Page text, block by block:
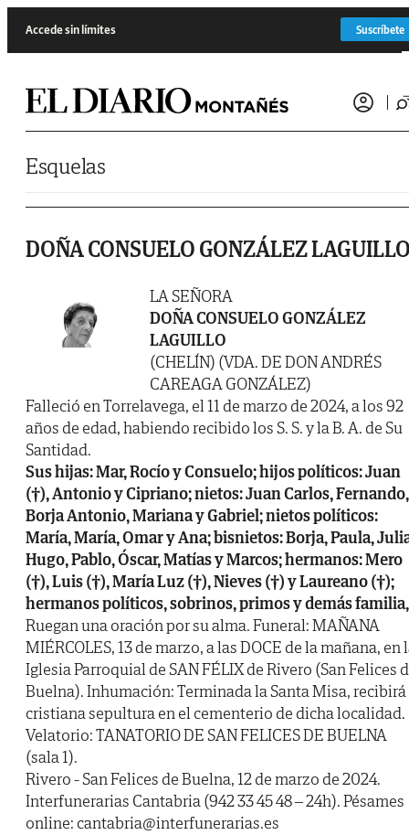
Accede sin límites Suscríbete
Esquelas
DOÑA CONSUELO GONZÁLEZ
LA SEÑORA
DOÑA CONSUELO GONZÁLEZ
LAGUILLO
(CHELÍN) (VDA. DE DON ANDRÉS
CAREAGA GONZÁLEZ)
Falleció en Torrelavega, el 11 de marzo de 2024, a los 92
años de edad, habiendo recibido los S. S. y la B. A. de Su
Santidad.
Sus hijas: Mar, Rocío y Consuelo; hijos políticos: Juan
(†), Antonio y Cipriano; nietos: Juan Carlos, Fernando,
Borja Antonio, Mariana y Gabriel; nietos políticos:
María, María, Omar y Ana; bisnietos: Borja, Paula,
Hugo, Pablo, Óscar, Matías y Marcos; hermanos: Mero
(†), Luis (†), María Luz (†), Nieves (†) y Laureano (†);
hermanos políticos, sobrinos, primos y demás familia,
Ruegan una oración por su alma. Funeral: MAÑANA
MIÉRCOLES, 13 de marzo, a las DOCE de la mañana, en
Iglesia Parroquial de SAN FÉLIX de Rivero (San Felices
Buelna). Inhumación: Terminada la Santa Misa, recibirá
cristiana sepultura en el cementerio de dicha localidad.
Velatorio: TANATORIO DE SAN FELICES DE BUELNA
(sala 1).
Rivero - San Felices de Buelna, 12 de marzo de 2024.
Interfunerarias Cantabria (942 33 45 48 – 24h). Pésames
online: cantabria@interfunerarias.es